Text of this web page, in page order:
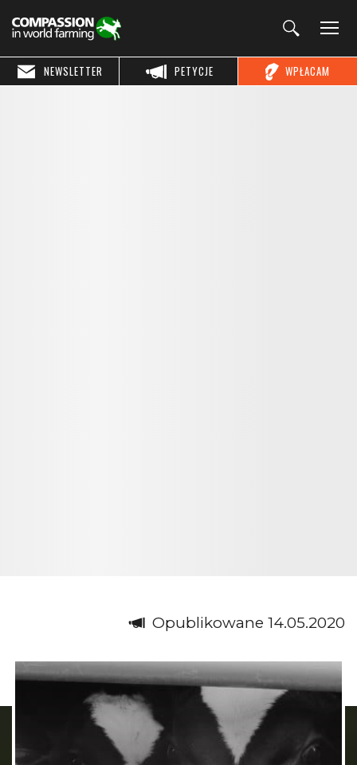
WPŁACAM
PETYCJE
NEWSLETTER
Opublikowane 14.05.2020